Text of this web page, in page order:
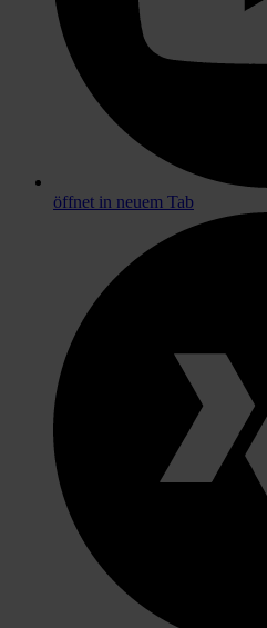
öffnet in neuem Tab